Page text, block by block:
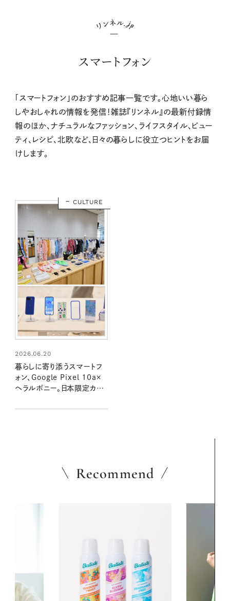
スマートフォン
「スマートフォン」のおすすめ記事一覧です。心地いい暮ら
しやおしゃれの情報を発信！雑誌『リンネル』の最新付録情
報のほか、ナチュラルなファッション、ライフスタイル、ビュー
ティ、レシピ、北欧など、日々の暮らしに役立つヒントをお届
けします。
CULTURE
2026.06.20
暮らしに寄り添うスマートフ
ォン、Google Pixel 10a×
ヘラルボニー。日本限定カラ
られた「想い」と「願い」
Recommend